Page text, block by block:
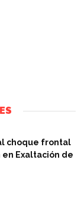
choque frontal
Exaltación de